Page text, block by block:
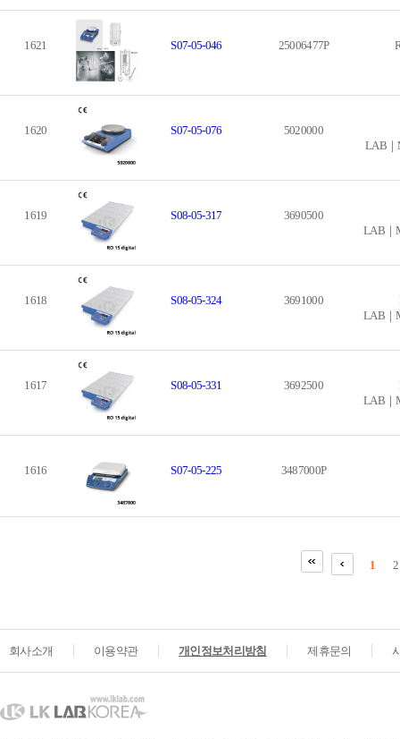
1621 S07-05-046 25006477P
1620 S07-05-076
5020000
LAB｜
1619 S08-05-317
3690500
LAB｜
1618 S08-05-324 3691000
LAB｜
1617 S08-05-331 3692500
LAB｜
1616 S07-05-225 3487000P
1 2
회사소개 이용약관 개인정보처리방침 제휴문의